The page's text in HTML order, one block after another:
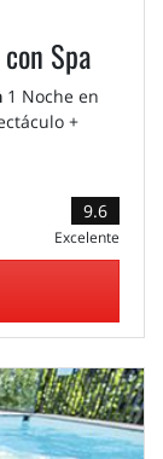
Spa
1 Noche en
+
9.6
Excelente